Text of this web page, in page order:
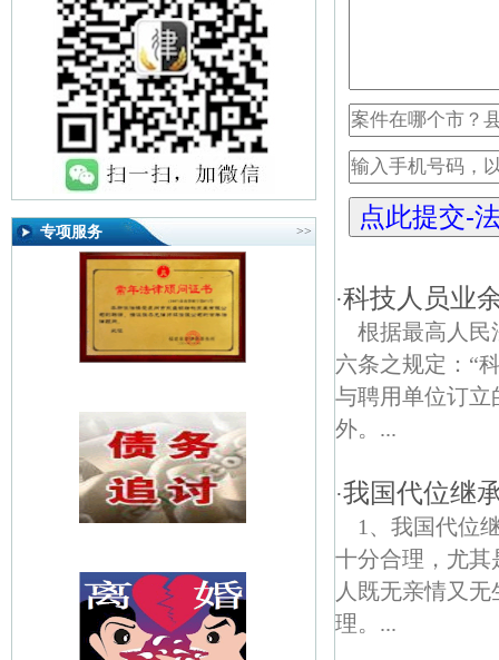
专项服务 >>
·科技人员业
根据最高人民
六条之规定：“
与聘用单位订立
外。...
·我国代位继
1、我国代位
十分合理，尤其
人既无亲情又
理。...